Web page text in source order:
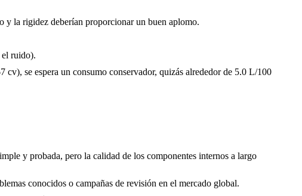
y la rigidez deberían proporcionar un buen aplomo.
el ruido).
se espera un consumo conservador, quizás alrededor de 5.0 L/100
y probada, pero la calidad de los componentes internos a largo
conocidos o campañas de revisión en el mercado global.